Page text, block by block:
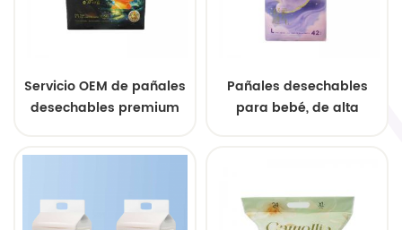
Servicio OEM de pañales
desechables premium
Pañales desechables
para bebé, de alta